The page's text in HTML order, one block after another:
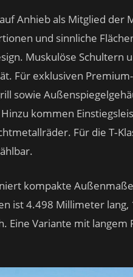
Anhieb als Mitglied der
und sinnliche
Muskulöse Schultern
Für exklusiven
sowie
kommen
Für die
kompakte
ist 4.498 Millimeter
Eine Variante mit langem